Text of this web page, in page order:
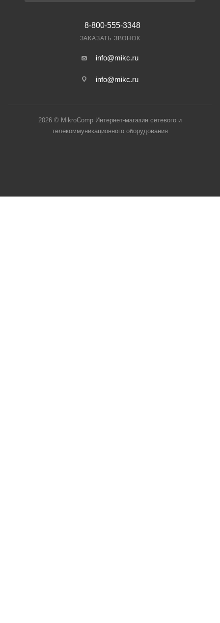
8-800-555-3348
ЗАКАЗАТЬ ЗВОНОК
info@mikc.ru
info@mikc.ru
2026 © MikroComp Интернет-магазин сетевого и
телекоммуникационного оборудования